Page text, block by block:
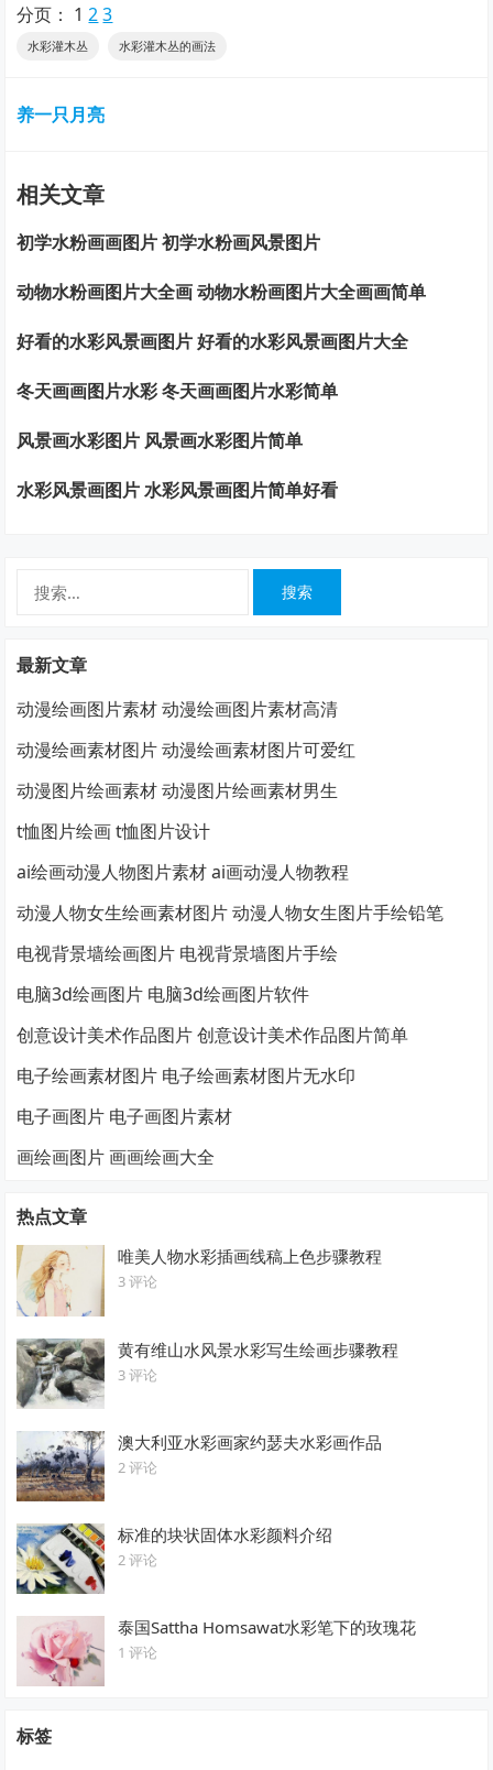
分页： 1 2 3
水彩灌木丛 水彩灌木丛的画法
养一只月亮
相关文章
初学水粉画画图片 初学水粉画风景图片
动物水粉画图片大全画 动物水粉画图片大全画画简单
好看的水彩风景画图片 好看的水彩风景画图片大全
冬天画画图片水彩 冬天画画图片水彩简单
风景画水彩图片 风景画水彩图片简单
水彩风景画图片 水彩风景画图片简单好看
最新文章
动漫绘画图片素材 动漫绘画图片素材高清
动漫绘画素材图片 动漫绘画素材图片可爱红
动漫图片绘画素材 动漫图片绘画素材男生
t恤图片绘画 t恤图片设计
ai绘画动漫人物图片素材 ai画动漫人物教程
动漫人物女生绘画素材图片 动漫人物女生图片手绘铅笔
电视背景墙绘画图片 电视背景墙图片手绘
电脑3d绘画图片 电脑3d绘画图片软件
创意设计美术作品图片 创意设计美术作品图片简单
电子绘画素材图片 电子绘画素材图片无水印
电子画图片 电子画图片素材
画绘画图片 画画绘画大全
热点文章
唯美人物水彩插画线稿上色步骤教程
3 评论
黄有维山水风景水彩写生绘画步骤教程
3 评论
澳大利亚水彩画家约瑟夫水彩画作品
2 评论
标准的块状固体水彩颜料介绍
2 评论
泰国Sattha Homsawat水彩笔下的玫瑰花
1 评论
标签